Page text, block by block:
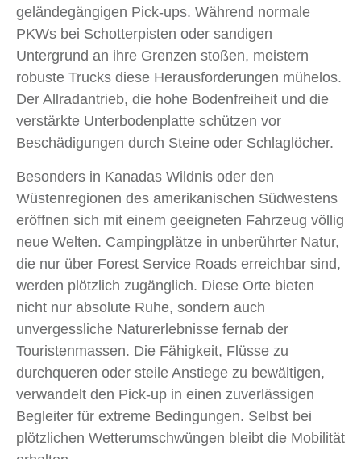
geländegängigen Pick-ups. Während normale
PKWs bei Schotterpisten oder sandigen
Untergrund an ihre Grenzen stoßen, meistern
robuste Trucks diese Herausforderungen mühelos.
Der Allradantrieb, die hohe Bodenfreiheit und die
verstärkte Unterbodenplatte schützen vor
Beschädigungen durch Steine oder Schlaglöcher.
Besonders in Kanadas Wildnis oder den
Wüstenregionen des amerikanischen Südwestens
eröffnen sich mit einem geeigneten Fahrzeug völlig
neue Welten. Campingplätze in unberührter Natur,
die nur über Forest Service Roads erreichbar sind,
werden plötzlich zugänglich. Diese Orte bieten
nicht nur absolute Ruhe, sondern auch
unvergessliche Naturerlebnisse fernab der
Touristenmassen. Die Fähigkeit, Flüsse zu
durchqueren oder steile Anstiege zu bewältigen,
verwandelt den Pick-up in einen zuverlässigen
Begleiter für extreme Bedingungen. Selbst bei
plötzlichen Wetterumschwüngen bleibt die Mobilität